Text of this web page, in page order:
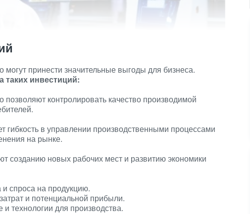
могут принести значительные выгоды для бизнеса.
инвестиций:
контролировать качество производимой
гибкость в управлении производственными процессами
на рынке.
созданию новых рабочих мест и развитию экономики
спроса на продукцию.
и потенциальной прибыли.
технологии для производства.